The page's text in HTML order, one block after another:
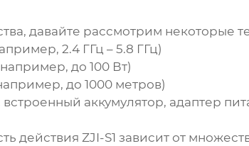
давайте рассмотрим некоторые
2.4 ГГц – 5.8 ГГц)
до 100 Вт)
до 1000 метров)
аккумулятор, адаптер
действия ZJI-S1 зависит от